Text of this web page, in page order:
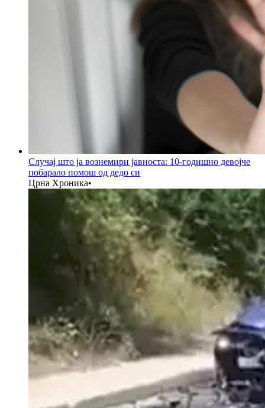
Случај што ја вознемири јавноста: 10-годишно девојче
побарало помош од дедо си
Црна Хроника•